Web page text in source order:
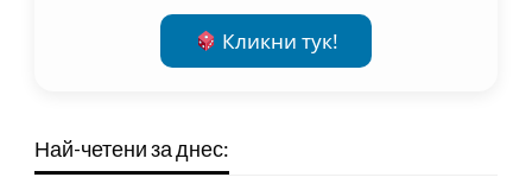
Кликни тук!
Най-четени за днес: